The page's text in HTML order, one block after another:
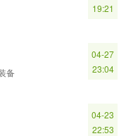
19:21
备
04-27
23:04
04-23
22:53